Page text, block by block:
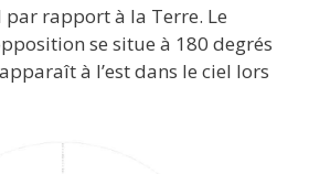
par rapport à la Terre. Le
se situe à 180 degrés
à l’est dans le ciel lors